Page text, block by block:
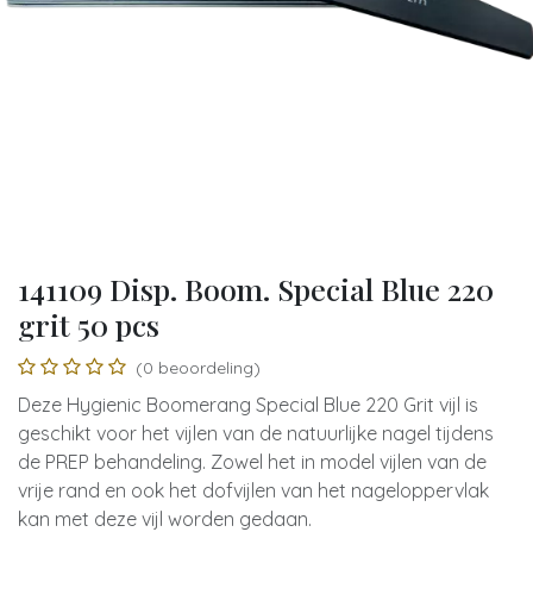
141109 Disp. Boom. Special Blue 220
grit 50 pcs
(0 beoordeling)
Deze Hygienic Boomerang Special Blue 220 Grit vijl is
geschikt voor het vijlen van de natuurlijke nagel tijdens
de PREP behandeling. Zowel het in model vijlen van de
vrije rand en ook het dofvijlen van het nageloppervlak
kan met deze vijl worden gedaan.